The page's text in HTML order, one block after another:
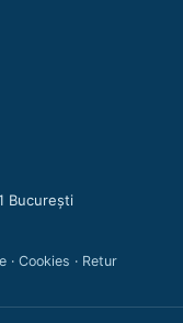
București
· Cookies · Retur